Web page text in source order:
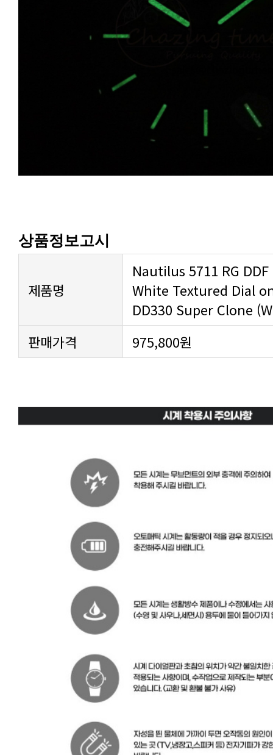
상품정보고시
제품명
DD330 Super Clone
판매가격
975,800원